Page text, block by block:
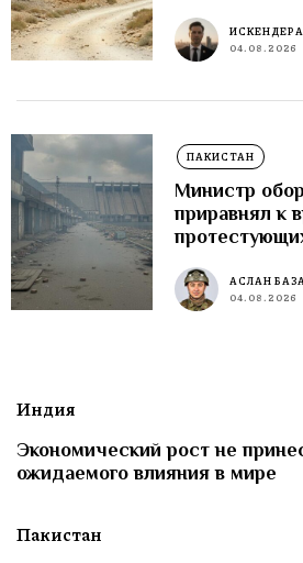
ИСКЕНДЕР
04.08.2026
ПАКИСТАН
Министр
приравнял к
АСЛАН
04.08.2026
Индия
Экономический рост не
ожидаемого влияния в мире
Пакистан